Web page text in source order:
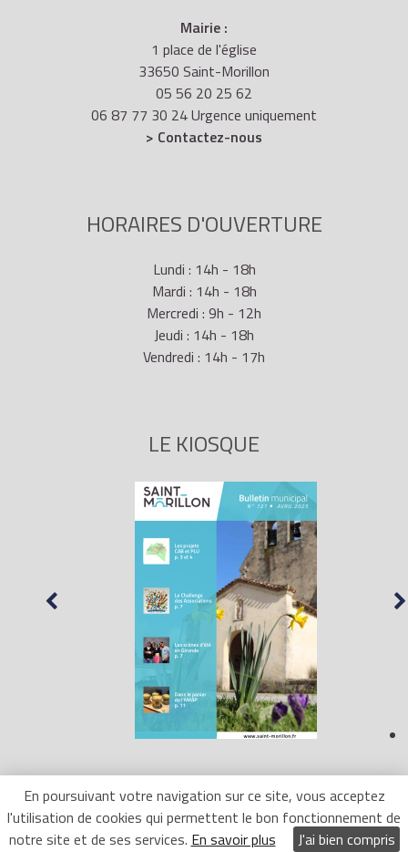
En poursuivant votre navigation sur ce site, vous acceptez
l'utilisation de cookies qui permettent le bon fonctionnement de
notre site et de ses services. En savoir plus J'ai bien compris
Mairie :
1 place de l'église
33650 Saint-Morillon
05 56 20 25 62
06 87 77 30 24 Urgence uniquement
> Contactez-nous
HORAIRES D'OUVERTURE
Lundi : 14h - 18h
Mardi : 14h - 18h
Mercredi : 9h - 12h
Jeudi : 14h - 18h
Vendredi : 14h - 17h
LE KIOSQUE
Mentions Légales - Site réalisé parLR Marketing